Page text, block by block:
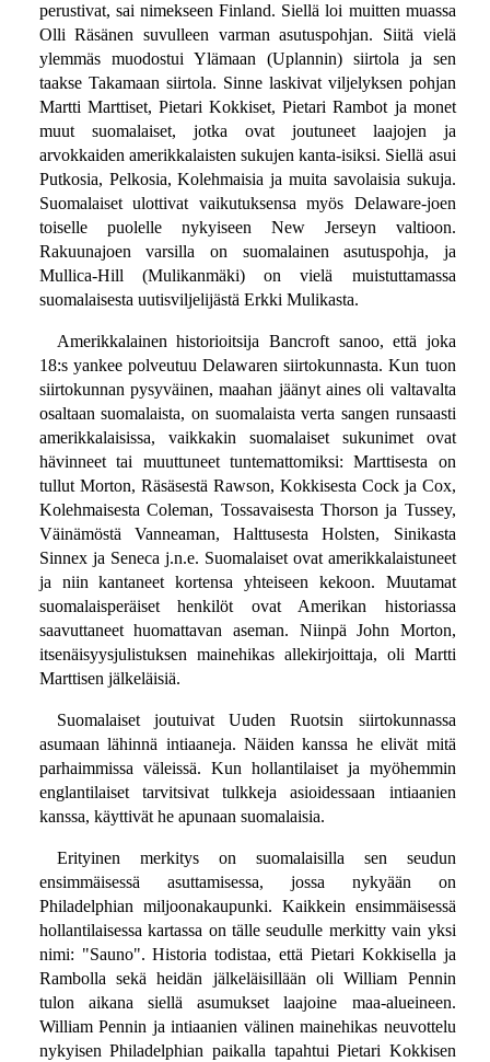
perustivat, sai nimekseen Finland. Siellä loi muitten muassa
Olli Räsänen suvulleen varman asutuspohjan. Siitä vielä
ylemmäs muodostui Ylämaan (Uplannin) siirtola ja sen
taakse Takamaan siirtola. Sinne laskivat viljelyksen pohjan
Martti Marttiset, Pietari Kokkiset, Pietari Rambot ja monet
muut suomalaiset, jotka ovat joutuneet laajojen ja
arvokkaiden amerikkalaisten sukujen kanta-isiksi. Siellä asui
Putkosia, Pelkosia, Kolehmaisia ja muita savolaisia sukuja.
Suomalaiset ulottivat vaikutuksensa myös Delaware-joen
toiselle puolelle nykyiseen New Jerseyn valtioon.
Rakuunajoen varsilla on suomalainen asutuspohja, ja
Mullica-Hill (Mulikanmäki) on vielä muistuttamassa
suomalaisesta uutisviljelijästä Erkki Mulikasta.
Amerikkalainen historioitsija Bancroft sanoo, että joka
18:s yankee polveutuu Delawaren siirtokunnasta. Kun tuon
siirtokunnan pysyväinen, maahan jäänyt aines oli valtavalta
osaltaan suomalaista, on suomalaista verta sangen runsaasti
amerikkalaisissa, vaikkakin suomalaiset sukunimet ovat
hävinneet tai muuttuneet tuntemattomiksi: Marttisesta on
tullut Morton, Räsäsestä Rawson, Kokkisesta Cock ja Cox,
Kolehmaisesta Coleman, Tossavaisesta Thorson ja Tussey,
Väinämöstä Vanneaman, Halttusesta Holsten, Sinikasta
Sinnex ja Seneca j.n.e. Suomalaiset ovat amerikkalaistuneet
ja niin kantaneet kortensa yhteiseen kekoon. Muutamat
suomalaisperäiset henkilöt ovat Amerikan historiassa
saavuttaneet huomattavan aseman. Niinpä John Morton,
itsenäisyysjulistuksen mainehikas allekirjoittaja, oli Martti
Marttisen jälkeläisiä.
Suomalaiset joutuivat Uuden Ruotsin siirtokunnassa
asumaan lähinnä intiaaneja. Näiden kanssa he elivät mitä
parhaimmissa väleissä. Kun hollantilaiset ja myöhemmin
englantilaiset tarvitsivat tulkkeja asioidessaan intiaanien
kanssa, käyttivät he apunaan suomalaisia.
Erityinen merkitys on suomalaisilla sen seudun
ensimmäisessä asuttamisessa, jossa nykyään on
Philadelphian miljoonakaupunki. Kaikkein ensimmäisessä
hollantilaisessa kartassa on tälle seudulle merkitty vain yksi
nimi: "Sauno". Historia todistaa, että Pietari Kokkisella ja
Rambolla sekä heidän jälkeläisillään oli William Pennin
tulon aikana siellä asumukset laajoine maa-alueineen.
William Pennin ja intiaanien välinen mainehikas neuvottelu
nykyisen Philadelphian paikalla tapahtui Pietari Kokkisen